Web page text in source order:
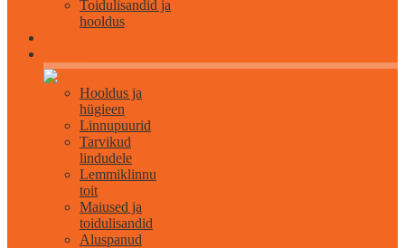
Toidulisandid ja
hooldus
Hooldus ja
hügieen
Linnupuurid
Tarvikud
lindudele
Lemmiklinnu
toit
Maiused ja
toidulisandid
Aluspanud